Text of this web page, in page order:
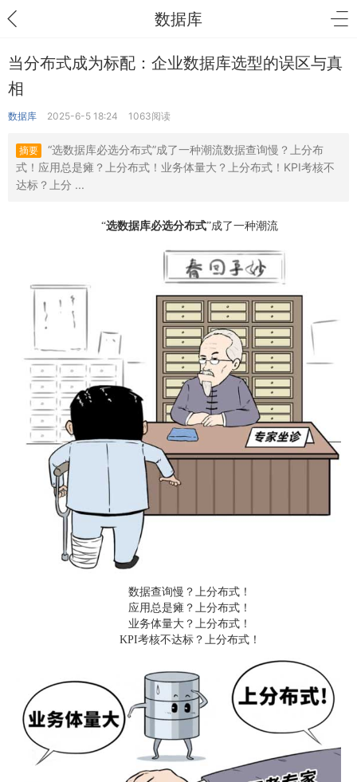
数据库
当分布式成为标配：企业数据库选型的误区与真
相
数据库 2025-6-5 18:24 1063阅读
摘要
“选数据库必选分布式”成了一种潮流数据查询慢？上分布
式！应用总是瘫？上分布式！业务体量大？上分布式！KPI考核不
达标？上分 ...
“选数据库必选分布式”成了一种潮流
数据查询慢？上分布式！
应用总是瘫？上分布式！
业务体量大？上分布式！
KPI考核不达标？上分布式！